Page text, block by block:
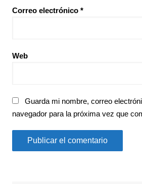
Correo electrónico *
Web
Guarda mi nombre, correo
navegador para la próxima vez que